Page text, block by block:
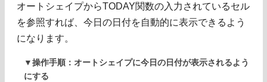
オートシェイプからTODAY関数の入力されているセル
を参照すれば、今日の日付を自動的に表示できるよう
になります。
▼操作手順：オートシェイプに今日の日付が表示されるよう
にする